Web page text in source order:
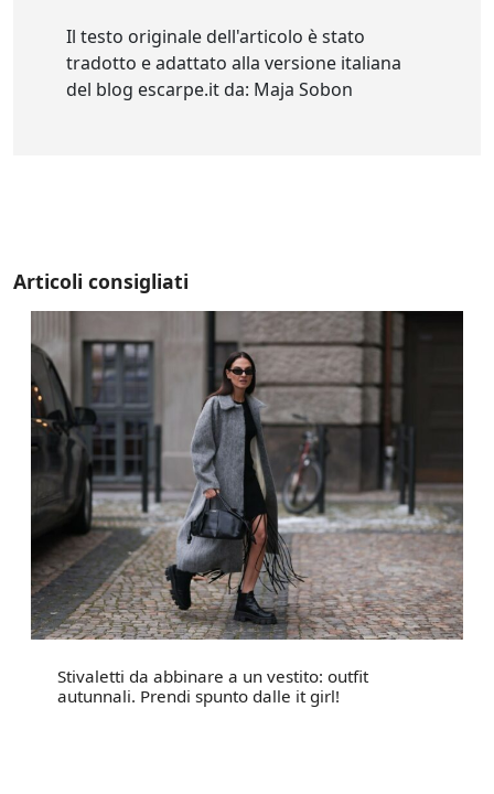
Il testo originale dell'articolo è stato
tradotto e adattato alla versione italiana
del blog escarpe.it da: Maja Sobon
Articoli consigliati
Stivaletti da abbinare a un vestito: outfit
autunnali. Prendi spunto dalle it girl!